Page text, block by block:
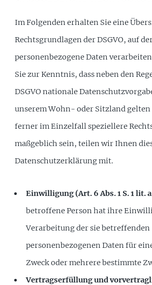
Im Folgenden erhalten Sie eine
Rechtsgrundlagen der DSGVO, auf
personenbezogene Daten
Sie zur Kenntnis, dass neben den
DSGVO nationale
unserem Wohn- oder Sitzland
ferner im Einzelfall speziellere
maßgeblich sein, teilen wir Ihnen
Datenschutzerklärung mit.
Einwilligung (Art. 6 Abs. 1 S. 1 lit.
betroffene Person hat ihre
Verarbeitung der sie betreffenden
personenbezogenen Daten für
Zweck oder mehrere bestimmte
Vertragserfüllung und